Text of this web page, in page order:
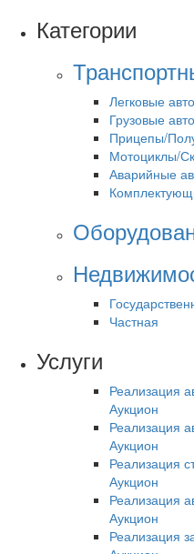
Категории
Легковые
Грузовые
Прицепы/
Мотоциклы/
Аварийные
Частная
Услуги
Реализация
Аукцион
Реализация
Аукцион
Реализация
Аукцион
Реализация
Аукцион
Реализация